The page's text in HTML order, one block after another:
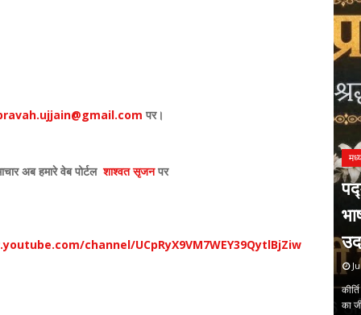
पर।
अब हमारे वेब पोर्टल शाश्वत सृजन पर
channel/UCpRyX9VM7WEY39QytlBjZiw